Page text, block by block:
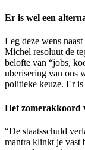
Er is wel een
Leg deze wens
Michel resoluut de
belofte van “jobs,
uberisering van ons
politieke keuze. Er
Het zomerakkoord
“De staatsschuld
mantra klinkt je vast